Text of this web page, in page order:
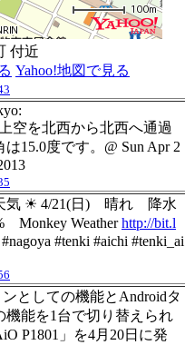
付近
Yahoo!地図で見る
空を北西から北西へ通過
15.0度です。@ Sun Apr 2
気 ☀ 4/21(日) 晴れ 降水
Monkey Weatherhttp://bit.l
#tenki #aichi #tenki_ai
ンとしての機能とAndroidタ
機能を1台で切り替えられ
P1801」を4月20日に発